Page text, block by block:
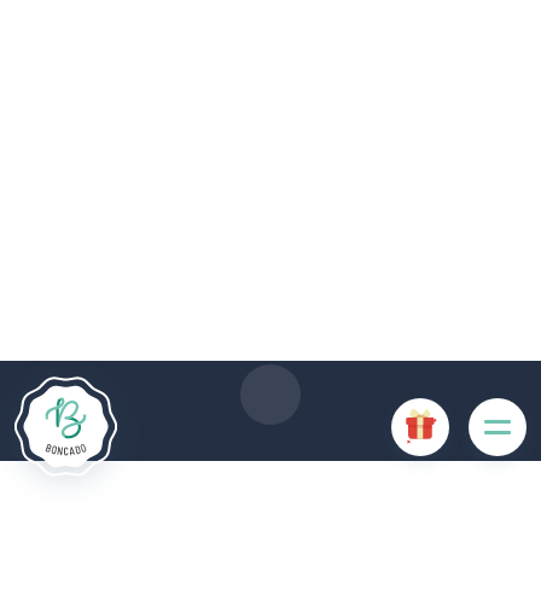
fonctionnalités du site. D'autres cookies sont utilisés à des
fins d'analyse ou de marketing.
Accepter les cookies
Gérer les cookies